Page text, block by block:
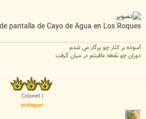
pantalla de Cayo de Agua en Los Roques
آسوده بر کنار چو پرگار می شدم
دوران چو نقطه عاقبتم در میان گرفت
Colonel I
mohayer